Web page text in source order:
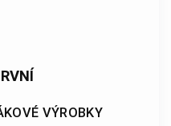
VÝROBKY